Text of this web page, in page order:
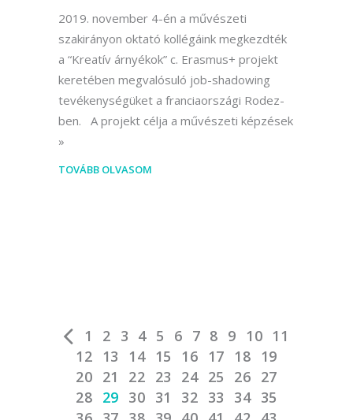
2019. november 4-én a művészeti
szakirányon oktató kollégáink megkezdték
a “Kreatív árnyékok” c. Erasmus+ projekt
keretében megvalósuló job-shadowing
tevékenységüket a franciaországi Rodez-
ben. A projekt célja a művészeti képzések
TOVÁBB OLVASOM
1 2 3 4 5 6 7 8 9 10 11
12
13 14 15 16 17 18
19
20 21 22 23 24 25 26 27
28 29 30 31 32 33 34 35